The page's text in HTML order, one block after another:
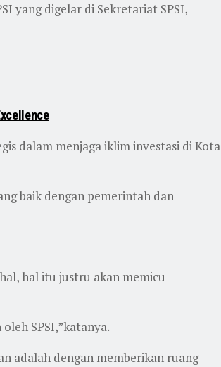
yang digelar di Sekretariat SPSI,
dalam menjaga iklim investasi di Kota
baik dengan pemerintah dan
hal itu justru akan memicu
SPSI,”katanya.
adalah dengan memberikan ruang